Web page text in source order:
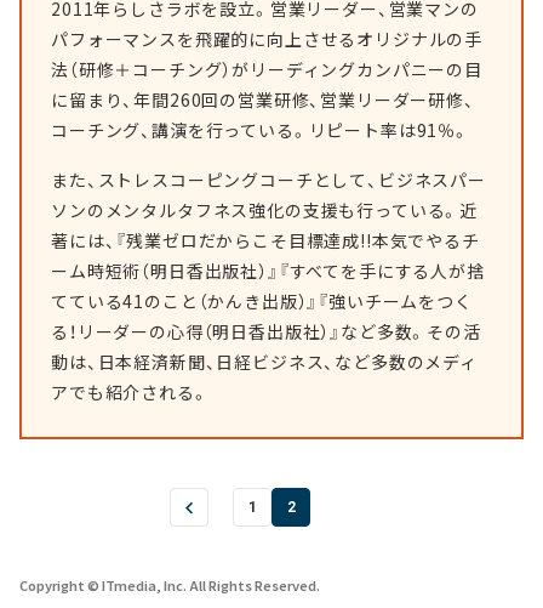
2011年らしさラボを設立。営業リーダー、営業マンの
パフォーマンスを飛躍的に向上させるオリジナルの手
法（研修＋コーチング）がリーディングカンパニーの目
に留まり、年間260回の営業研修、営業リーダー研修、
コーチング、講演を行っている。リピート率は91％。
また、ストレスコーピングコーチとして、ビジネスパー
ソンのメンタルタフネス強化の支援も行っている。近
著には、『残業ゼロだからこそ目標達成!!本気でやるチ
ーム時短術（明日香出版社）』『すべてを手にする人が捨
てている41のこと（かんき出版）』『強いチームをつく
る！リーダーの心得（明日香出版社）』など多数。その活
動は、日本経済新聞、日経ビジネス、など多数のメディ
アでも紹介される。
1 2
Copyright © ITmedia, Inc. All Rights Reserved.